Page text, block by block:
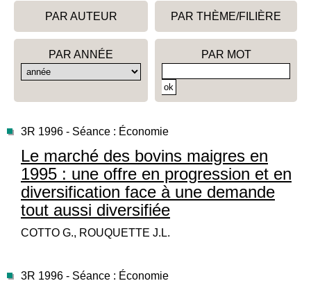
PAR AUTEUR PAR THÈME/FILIÈRE
PAR ANNÉE PAR MOT
3R 1996 - Séance : Économie
Le marché des bovins maigres en
1995 : une offre en progression et en
diversification face à une demande
tout aussi diversifiée
COTTO G., ROUQUETTE J.L.
3R 1996 - Séance : Économie